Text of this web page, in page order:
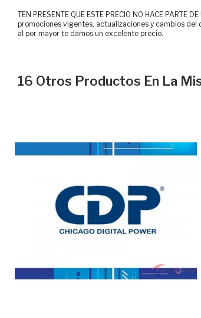
TEN PRESENTE QUE ESTE PRECIO NO HACE PARTE
promociones vigentes, actualizaciones y cambios
al por mayor te damos un excelente precio.
16 Otros Productos En La